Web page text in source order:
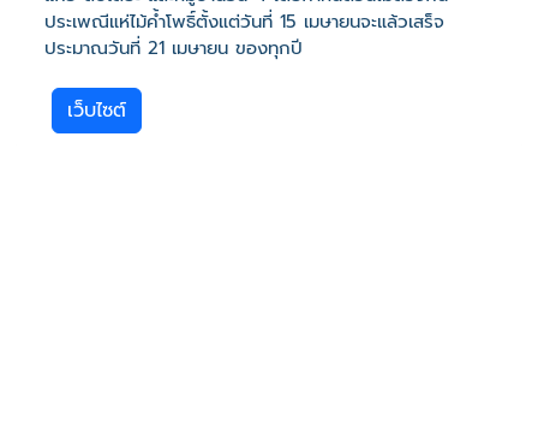
ประเพณีแห่ไม้ค้ำโพธิ์ตั้งแต่วันที่ 15 เมษายนจะแล้วเสร็จ
ประมาณวันที่ 21 เมษายน ของทุกปี
เว็บไซต์